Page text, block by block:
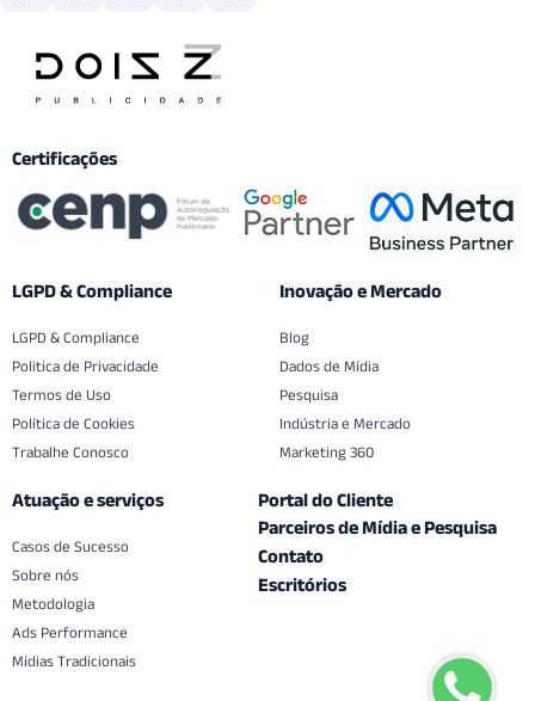
Certificações
LGPD & Compliance
LGPD & Compliance
Politica de Privacidade
Termos de Uso
Política de Cookies
Trabalhe Conosco
Inovação e Mercado
Blog
Dados de Mídia
Pesquisa
Indústria e Mercado
Marketing 360
Atuação e serviços
Casos de Sucesso
Sobre nós
Metodologia
Ads Performance
Mídias Tradicionais
Portal do Cliente
Parceiros de Mídia e Pesquisa
Contato
Escritórios